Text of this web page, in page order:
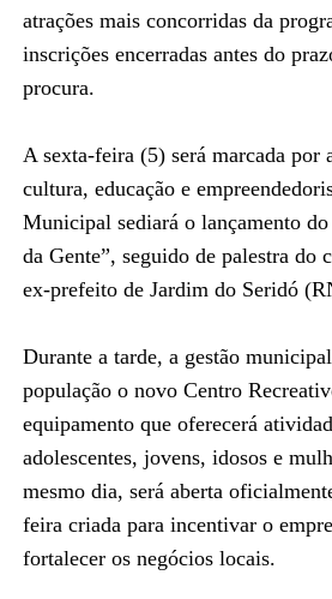
atrações mais concorridas da
inscrições encerradas antes do
procura.
A sexta-feira (5) será marcada por
cultura, educação e
Municipal sediará o lançamento
da Gente”, seguido de palestra do
ex-prefeito de Jardim do Seridó
Durante a tarde, a gestão
população o novo Centro
equipamento que oferecerá
adolescentes, jovens, idosos e
mesmo dia, será aberta
feira criada para incentivar o
fortalecer os negócios locais.